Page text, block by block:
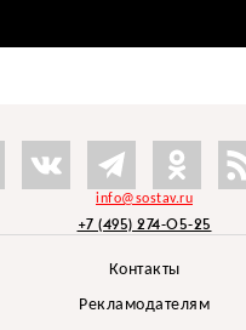
info@sostav.ru
+7 (495) 274-05-25
Контакты
Рекламодателям